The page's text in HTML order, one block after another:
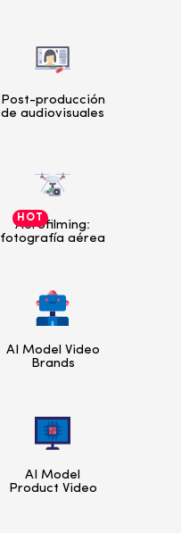
Post-producción
de audiovisuales
Aerofilming:
fotografía aérea
AI Model Video
Brands
HOT
AI Model
Product Video